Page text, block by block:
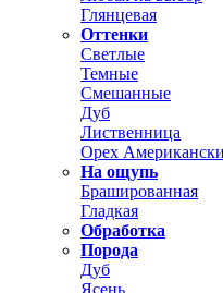
Глянцевая
Оттенки
Светлые
Темные
Смешанные
Дуб
Лиственница
Орех
На ощупь
Брашированная
Гладкая
Обработка
Порода
Дуб
Ясень